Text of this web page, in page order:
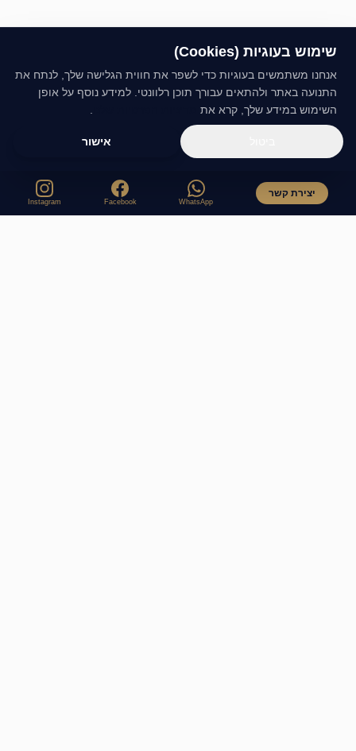
יצירת קשר
WhatsApp
Facebook
Instagram
שימוש בעוגיות (Cookies)
אנחנו משתמשים בעוגיות כדי לשפר את חווית הגלישה שלך, לנתח את
התנועה באתר ולהתאים עבורך תוכן רלוונטי. למידע נוסף על אופן
השימוש במידע שלך, קרא את
אישור